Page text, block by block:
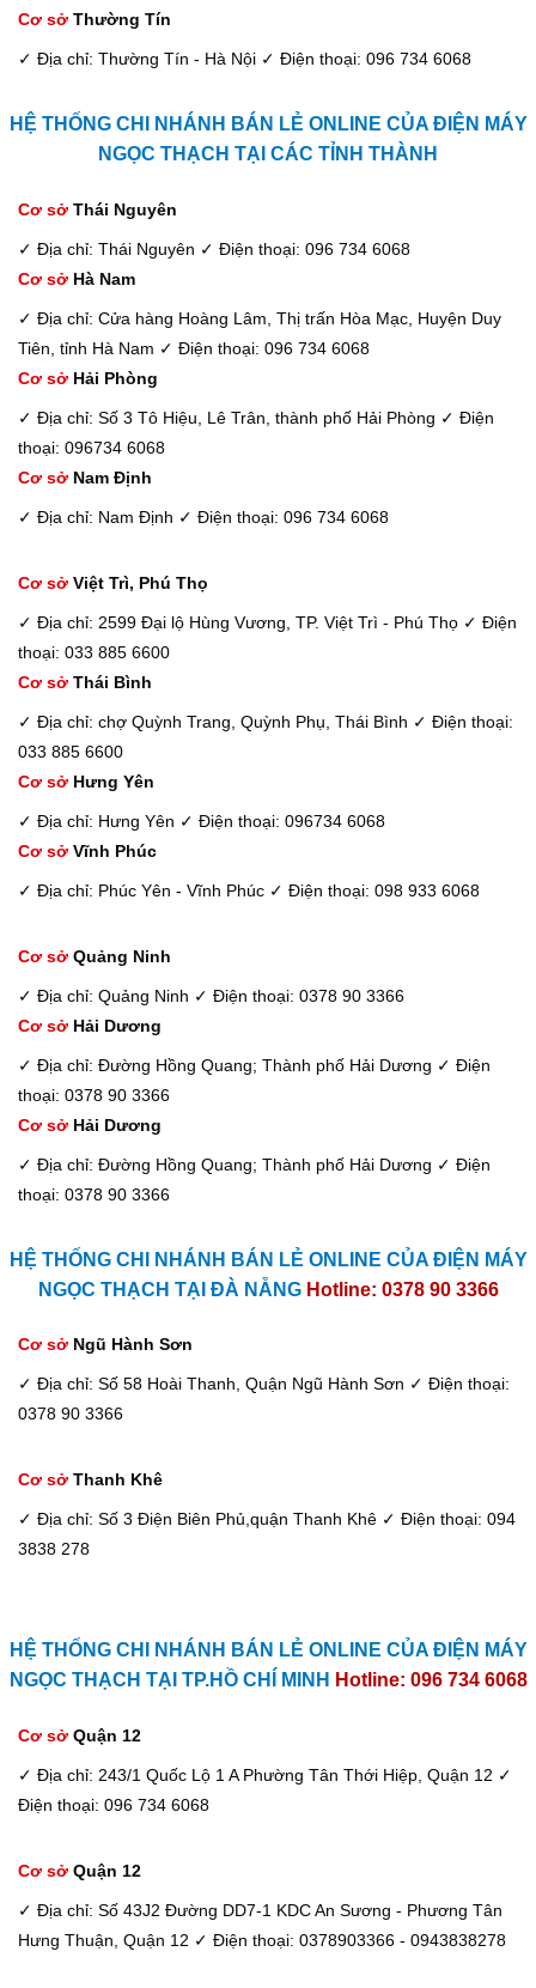
Cơ sở Thường Tín
✓ Địa chỉ: Thường Tín - Hà Nội ✓ Điện thoại: 096 734 6068
HỆ THỐNG CHI NHÁNH BÁN LẺ ONLINE CỦA ĐIỆN MÁY
NGỌC THẠCH TẠI CÁC TỈNH THÀNH
Cơ sở Thái Nguyên
✓ Địa chỉ: Thái Nguyên ✓ Điện thoại: 096 734 6068
Cơ sở Hà Nam
✓ Địa chỉ: Cửa hàng Hoàng Lâm, Thị trấn Hòa Mạc, Huyện Duy
Tiên, tỉnh Hà Nam ✓ Điện thoại: 096 734 6068
Cơ sở Hải Phòng
✓ Địa chỉ: Số 3 Tô Hiệu, Lê Trân, thành phố Hải Phòng ✓ Điện
thoại: 096734 6068
Cơ sở Nam Định
✓ Địa chỉ: Nam Định ✓ Điện thoại: 096 734 6068
Cơ sở Việt Trì, Phú Thọ
✓ Địa chỉ: 2599 Đại lộ Hùng Vương, TP. Việt Trì - Phú Thọ ✓ Điện
thoại: 033 885 6600
Cơ sở Thái Bình
✓ Địa chỉ: chợ Quỳnh Trang, Quỳnh Phụ, Thái Bình ✓ Điện thoại:
033 885 6600
Cơ sở Hưng Yên
✓ Địa chỉ: Hưng Yên ✓ Điện thoại: 096734 6068
Cơ sở Vĩnh Phúc
✓ Địa chỉ: Phúc Yên - Vĩnh Phúc ✓ Điện thoại: 098 933 6068
Cơ sở Quảng Ninh
✓ Địa chỉ: Quảng Ninh ✓ Điện thoại: 0378 90 3366
Cơ sở Hải Dương
✓ Địa chỉ: Đường Hồng Quang; Thành phố Hải Dương ✓ Điện
thoại: 0378 90 3366
Cơ sở Hải Dương
✓ Địa chỉ: Đường Hồng Quang; Thành phố Hải Dương ✓ Điện
thoại: 0378 90 3366
HỆ THỐNG CHI NHÁNH BÁN LẺ ONLINE CỦA ĐIỆN MÁY
NGỌC THẠCH TẠI ĐÀ NẴNG Hotline: 0378 90 3366
Cơ sở Ngũ Hành Sơn
✓ Địa chỉ: Số 58 Hoài Thanh, Quận Ngũ Hành Sơn ✓ Điện thoại:
0378 90 3366
Cơ sở Thanh Khê
✓ Địa chỉ: Số 3 Điện Biên Phủ,quận Thanh Khê ✓ Điện thoại: 094
3838 278
HỆ THỐNG CHI NHÁNH BÁN LẺ ONLINE CỦA ĐIỆN MÁY
NGỌC THẠCH TẠI TP.HỒ CHÍ MINH Hotline: 096 734 6068
Cơ sở Quận 12
✓ Địa chỉ: 243/1 Quốc Lộ 1 A Phường Tân Thới Hiệp, Quận 12 ✓
Điện thoại: 096 734 6068
Cơ sở Quận 12
✓ Địa chỉ: Số 43J2 Đường DD7-1 KDC An Sương - Phương Tân
Hưng Thuận, Quận 12 ✓ Điện thoại: 0378903366 - 0943838278